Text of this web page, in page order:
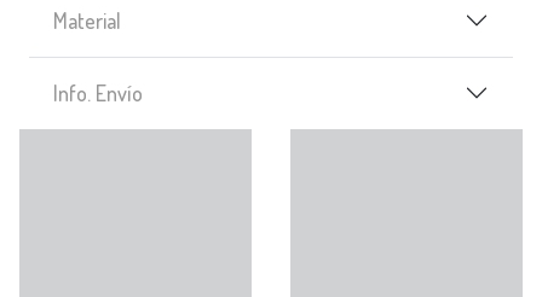
Material
Info. Envío